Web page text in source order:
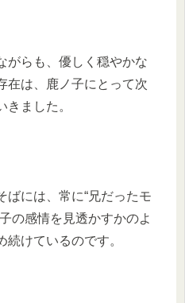
がらも、優しく穏やかな
在は、鹿ノ子にとって次
ました。
ばには、常に“兄だったモ
の感情を見透かすかのよ
続けているのです。